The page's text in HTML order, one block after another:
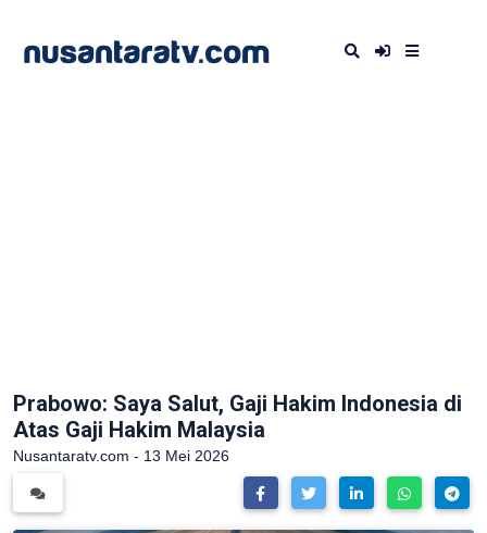
Prabowo: Saya Salut, Gaji Hakim Indonesia di
Atas Gaji Hakim Malaysia
Nusantaratv.com - 13 Mei 2026